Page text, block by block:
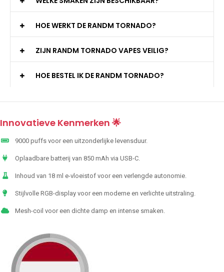
HOE WERKT DE RANDM TORNADO?
ZIJN RANDM TORNADO VAPES VEILIG?
HOE BESTEL IK DE RANDM TORNADO?
Innovatieve Kenmerken 🌟
9000 puffs voor een uitzonderlijke levensduur.
Oplaadbare batterij van 850 mAh via USB-C.
Inhoud van 18 ml e-vloeistof voor een verlengde autonomie.
Stijlvolle RGB-display voor een moderne en verlichte uitstraling.
Mesh-coil voor een dichte damp en intense smaken.